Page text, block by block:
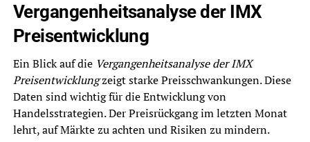
Vergangenheitsanalyse der IMX
Preisentwicklung
Ein Blick auf die Vergangenheitsanalyse der IMX
Preisentwicklungzeigt starke Preisschwankungen. Diese
Daten sind wichtig für die Entwicklung von
Handelsstrategien. Der Preisrückgang im letzten Monat
lehrt, auf Märkte zu achten und Risiken zu mindern.